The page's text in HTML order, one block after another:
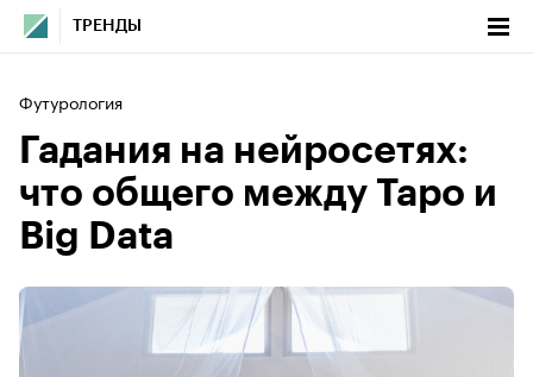
ТРЕНДЫ
Футурология
Гадания на нейросетях:
что общего между Таро и
Big Data